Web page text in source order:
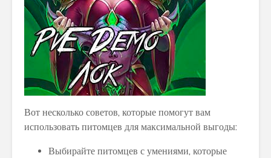
Вот несколько советов, которые помогут вам
использовать питомцев для максимальной выгоды:
Выбирайте питомцев с умениями, которые